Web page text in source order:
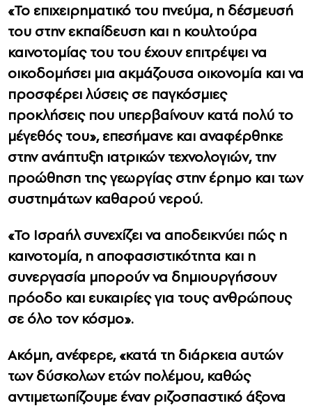
«Το επιχειρηματικό του πνεύμα, η δέσμευσή
του στην εκπαίδευση και η κουλτούρα
καινοτομίας του του έχουν επιτρέψει να
οικοδομήσει μια ακμάζουσα οικονομία και να
προσφέρει λύσεις σε παγκόσμιες
προκλήσεις που υπερβαίνουν κατά πολύ το
μέγεθός του», επεσήμανε και αναφέρθηκε
στην ανάπτυξη ιατρικών τεχνολογιών, την
προώθηση της γεωργίας στην έρημο και των
συστημάτων καθαρού νερού.
«Το Ισραήλ συνεχίζει να αποδεικνύει πώς η
καινοτομία, η αποφασιστικότητα και η
συνεργασία μπορούν να δημιουργήσουν
πρόοδο και ευκαιρίες για τους ανθρώπους
σε όλο τον κόσμο».
Ακόμη, ανέφερε, «κατά τη διάρκεια αυτών
των δύσκολων ετών πολέμου, καθώς
αντιμετωπίζουμε έναν ριζοσπαστικό άξονα